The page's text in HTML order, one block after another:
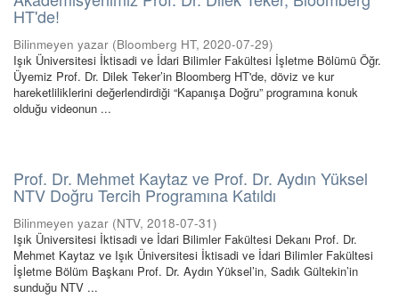
HT'de!
Bilinmeyen yazar (Bloomberg HT, 2020-07-29)
Işık Üniversitesi İktisadi ve İdari Bilimler Fakültesi İşletme Bölümü Öğr.
Üyemiz Prof. Dr. Dilek Teker’in Bloomberg HT'de, döviz ve kur
hareketliliklerini değerlendirdiği “Kapanışa Doğru” programına konuk
olduğu videonun ...
Prof. Dr. Mehmet Kaytaz ve Prof. Dr. Aydın Yüksel
NTV Doğru Tercih Programına Katıldı
Bilinmeyen yazar (NTV, 2018-07-31)
Işık Üniversitesi İktisadi ve İdari Bilimler Fakültesi Dekanı Prof. Dr.
Mehmet Kaytaz ve Işık Üniversitesi İktisadi ve İdari Bilimler Fakültesi
İşletme Bölüm Başkanı Prof. Dr. Aydın Yüksel’in, Sadık Gültekin’in
sunduğu NTV ...